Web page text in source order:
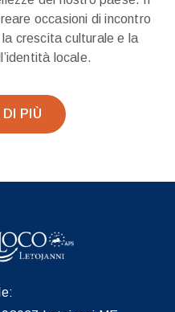
occasioni di incontro
crescita culturale e la
locale.
PIÙ